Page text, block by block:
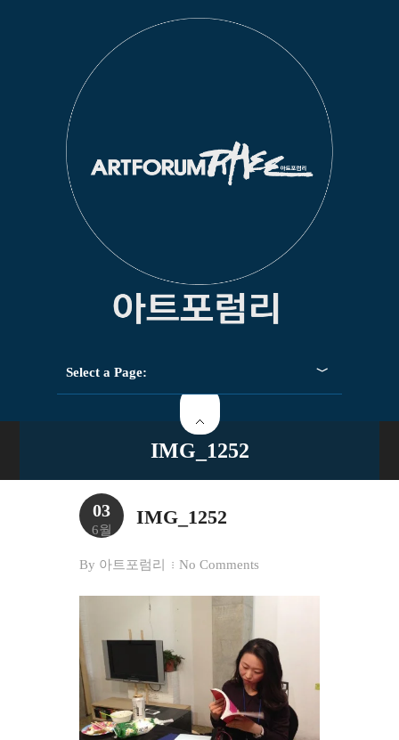
Select a Page:
IMG_1252
03
6월
IMG_1252
By 아트포럼리 No Comments